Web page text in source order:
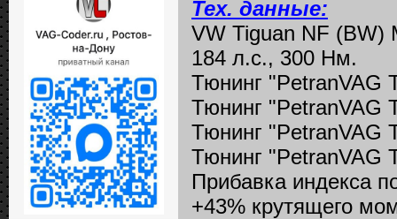
Тех. данные:
VW Tiguan NF (BW)
184 л.с., 300 Нм.
Тюнинг "PetranVAG
Тюнинг "PetranVAG
Тюнинг "PetranVAG
Тюнинг "PetranVAG
Прибавка индекса
+43% крутящего